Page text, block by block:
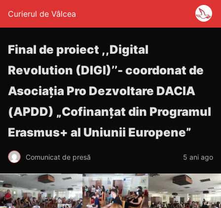
Curierul de Vâlcea
Final de proiect ,,Digital
Revolution (DIGI)’’- coordonat de
Asociația Pro Dezvoltare DACIA
(APDD) „Cofinanțat din Programul
Erasmus+ al Uniunii Europene”
Comunicat de presă 5 ani ago